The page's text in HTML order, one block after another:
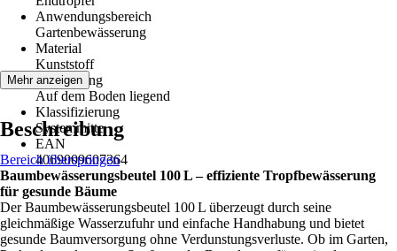
Anwendungsbereich
Gartenbewässerung
Material
Kunststoff
Befestigung
Auf dem Boden liegend
Klassifizierung
Systemmitte
EAN
4069009607364
Mehr anzeigen
Beschreibung
Bereich überspringen
Baumbewässerungsbeutel 100 L – effiziente Tropfbewässerung
für gesunde Bäume
Der Baumbewässerungsbeutel 100 L überzeugt durch seine
gleichmäßige Wasserzufuhr und einfache Handhabung und bietet
gesunde Baumversorgung ohne Verdunstungsverluste. Ob im Garten,